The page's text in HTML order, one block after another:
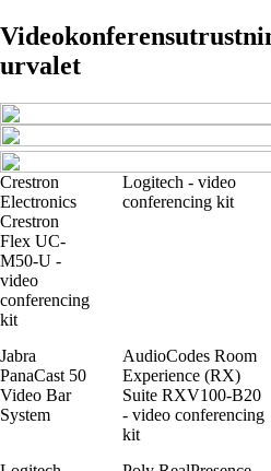
urvalet
Crestron
Electronics
Crestron
Flex UC-
M50-U -
video
conferencing
kit
Logitech - video
conferencing kit
Jabra
PanaCast 50
Video Bar
System
AudioCodes Room
Experience (RX)
Suite RXV100-B20
- video conferencing
kit